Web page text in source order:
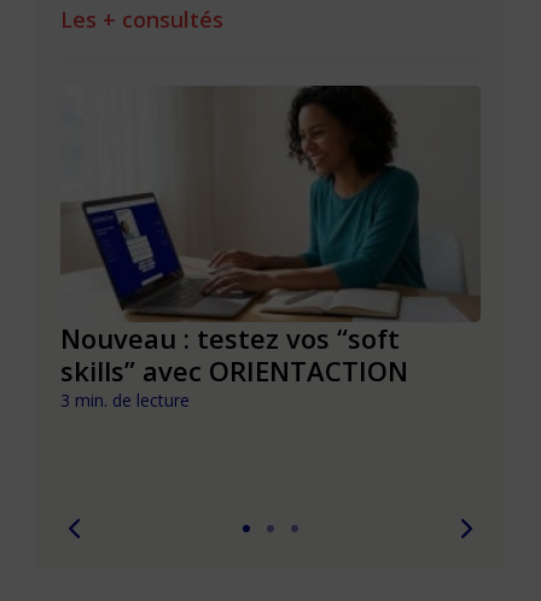
Les + consultés
Nouveau : testez vos “soft
skills” avec ORIENTACTION
3 min. de lecture